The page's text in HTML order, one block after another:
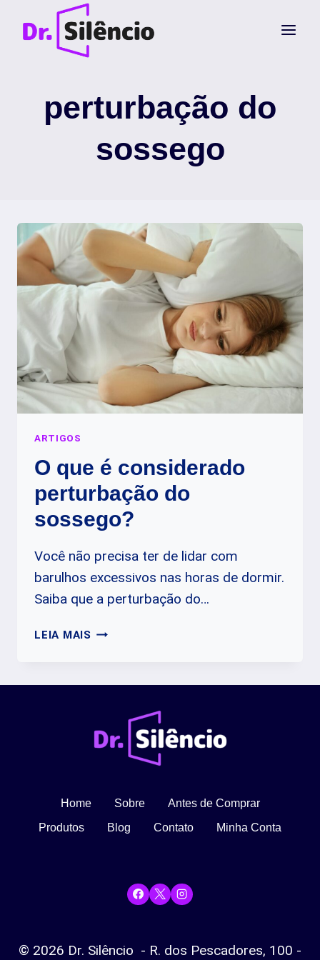
perturbação do
sossego
ARTIGOS
O que é considerado
perturbação do
sossego?
Você não precisa ter de lidar com
barulhos excessivos nas horas de dormir.
Saiba que a perturbação do…
LEIA MAIS O
CONSIDERADO
SOSSEGO?
Home Sobre Antes de Comprar
Produtos Blog Contato Minha Conta
© 2026 Dr. Silêncio - R. dos Pescadores, 100 -